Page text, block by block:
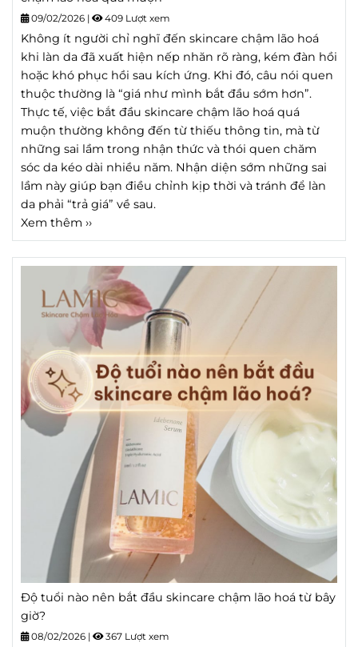
09/02/2026 | 409 Lượt xem
Không ít người chỉ nghĩ đến skincare chậm lão hoá
khi làn da đã xuất hiện nếp nhăn rõ ràng, kém đàn hồi
hoặc khó phục hồi sau kích ứng. Khi đó, câu nói quen
thuộc thường là “giá như mình bắt đầu sớm hơn”.
Thực tế, việc bắt đầu skincare chậm lão hoá quá
muộn thường không đến từ thiếu thông tin, mà từ
những sai lầm trong nhận thức và thói quen chăm
sóc da kéo dài nhiều năm. Nhận diện sớm những sai
lầm này giúp bạn điều chỉnh kịp thời và tránh để làn
da phải “trả giá” về sau.
Xem thêm ››
Độ tuổi nào nên bắt đầu skincare chậm lão hoá từ bây
giờ?
08/02/2026 | 367 Lượt xem